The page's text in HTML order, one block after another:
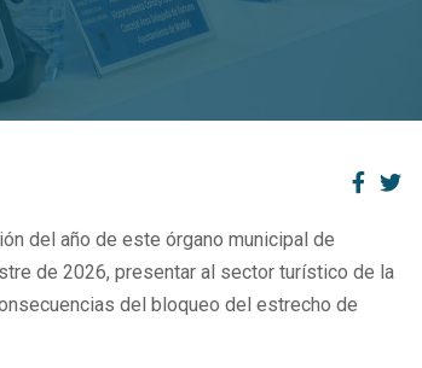
del año de este órgano municipal de
de 2026, presentar al sector turístico de la
del bloqueo del estrecho de